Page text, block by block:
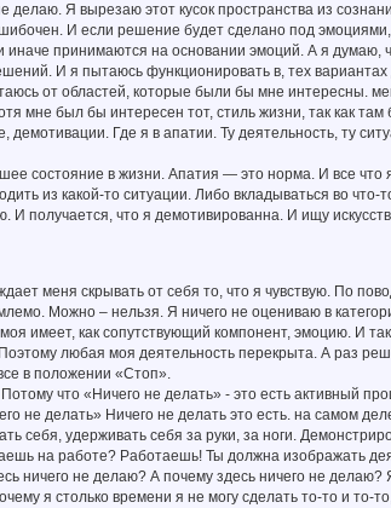
Я вырезаю этот кусок пространства из
И если решение будет сделано под
принимаются на основании эмоций. А я думаю,
И я пытаюсь функционировать в, тех вариантах
от областей, которые были бы мне интересны.
мне был бы интересен тот, стиль жизни, так как
демотивации. Где я в апатии. Ту деятельность, ту
состояние в жизни. Апатия — это норма. И все что
из какой-то ситуации. Либо вкладываться во что-
И получается, что я демотивированна. И ищу
меня скрывать от себя то, что я чувствую. По
Можно – нельзя. Я ничего не оцениваю в
имеет, как сопутствующий компонент, эмоцию. И
любая моя деятельность перекрыта. А раз
в положении «Стоп».
что «Ничего не делать» - это есть активный
не делать» Ничего не делать это есть. на самом
себя, удерживать себя за руки, за ноги.
на работе? Работаешь! Ты должна изображать
ничего не делаю? А почему здесь ничего не делаю?
я столько времени я не могу сделать то-то и то-